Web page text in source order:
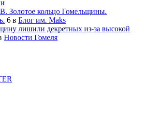
Золотое кольцо Гомельщины.
6 в Блог им. Maks
лишили декретных из-за высокой
Новости Гомеля